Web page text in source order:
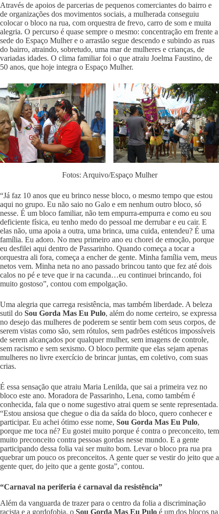
Através de apoios de parcerias de pequenos comerciantes do bairro e
de organizações dos movimentos sociais, a mulherada conseguiu
colocar o bloco na rua, com orquestra de frevo, carro de som e muita
alegria. O percurso é quase sempre o mesmo: concentração em frente a
sede do Espaço Mulher e o arrastão segue descendo e subindo as ruas
do bairro, atraindo, sobretudo, uma mar de mulheres e crianças, de
variadas idades. O clima familiar foi o que atraiu Joelma Faustino, de
50 anos, que hoje integra o Espaço Mulher.
Fotos: Arquivo/Espaço Mulher
“Já faz 10 anos que eu brinco nesse bloco, o mesmo tempo que estou
aqui no grupo. Eu não saio no Galo e em nenhum outro bloco, só
nesse. É um bloco familiar, não tem empurra-empurra e como eu sou
deficiente física, eu tenho medo do pessoal me derrubar e eu cair. E
elas não, uma apoia a outra, uma brinca, uma cuida, entendeu? É uma
família. Eu adoro. No meu primeiro ano eu chorei de emoção, porque
eu desfilei aqui dentro de Passarinho. Quando começa a tocar a
orquestra ali fora, começa a encher de gente. Minha família vem, meus
netos vem. Minha neta no ano passado brincou tanto que fez até dois
calos no pé e teve que ir na cacunda…eu continuei brincando, foi
muito gostoso”, contou com empolgação.
Uma alegria que carrega resistência, mas também liberdade. A beleza
sutil do Sou Gorda Mas Eu Pulo, além do nome certeiro, se expressa
no desejo das mulheres de poderem se sentir bem com seus corpos, de
serem vistas como são, sem rótulos, sem padrões estéticos impossíveis
de serem alcançados por qualquer mulher, sem imagens de controle,
sem racismo e sem sexismo. O bloco permite que elas sejam apenas
mulheres no livre exercício de brincar juntas, em coletivo, com suas
crias.
É essa sensação que atraiu Maria Lenilda, que sai a primeira vez no
bloco este ano. Moradora de Passarinho, Lena, como também é
conhecida, fala que o nome sugestivo atrai quem se sente representada.
“Estou ansiosa que chegue o dia da saída do bloco, quero conhecer e
participar. Eu achei ótimo esse nome, Sou Gorda Mas Eu Pulo,
porque me toca né? Eu gostei muito porque é contra o preconceito, tem
muito preconceito contra pessoas gordas nesse mundo. E a gente
participando dessa folia vai ser muito bom. Levar o bloco pra rua pra
quebrar um pouco os preconceitos. A gente quer se vestir do jeito que a
gente quer, do jeito que a gente gosta”, contou.
“Carnaval na periferia é carnaval da resistência”
Além da vanguarda de trazer para o centro da folia a discriminação
racista e a gordofobia, o Sou Gorda Mas Eu Pulo é um dos blocos na